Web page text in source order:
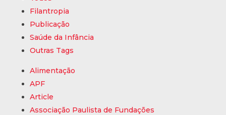
Filantropia
Publicação
Saúde da Infância
Outras Tags
Alimentação
APF
Article
Associação Paulista de Fundações